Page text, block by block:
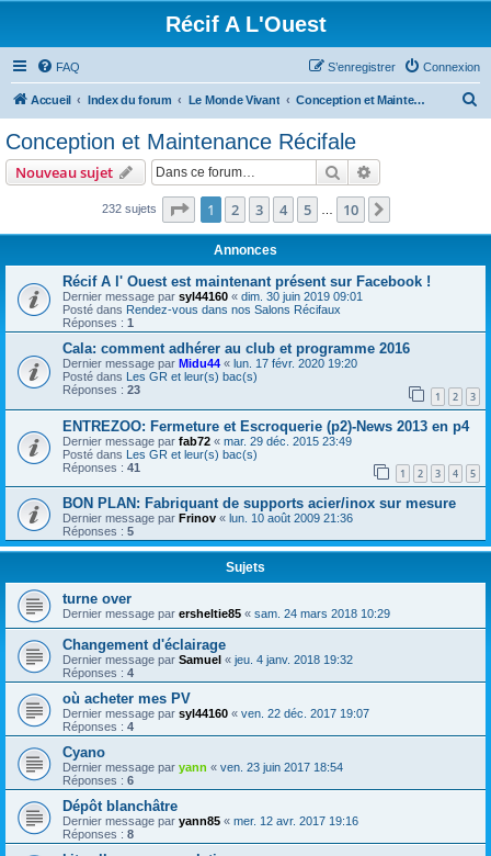
Récif A L'Ouest
FAQ Connexion
S’enregistrer
Accueil Index du forum Le Monde Vivant Conception et Maintenance Récifale
r
Conception et Maintenance Récifale
Nouveau sujet Rechercher
232 sujets Page 1sur10
1 2 3 4 5 10
Annonces
Récif A l' Ouest est maintenant présent sur Facebook !
Dernier message par syl44160 « dim. 30 juin 2019 09:01
Posté dans Rendez-vous dans nos Salons Récifaux
Réponses : 1
Cala: comment adhérer au club et programme 2016
Dernier message par Midu44 « lun. 17 févr. 2020 19:20
Posté dans Les GR et leur(s) bac(s)
Réponses : 23 1 2 3
ENTREZOO: Fermeture et Escroquerie (p2)-News 2013 en p4
Dernier message par fab72 « mar. 29 déc. 2015 23:49
Posté dans Les GR et leur(s) bac(s)
Réponses : 41 1 2 3 4 5
BON PLAN: Fabriquant de supports acier/inox sur mesure
Dernier message par Frinov « lun. 10 août 2009 21:36
Réponses : 5
Sujets
turne over
Dernier message par ersheltie85 « sam. 24 mars 2018 10:29
Changement d'éclairage
Dernier message par Samuel « jeu. 4 janv. 2018 19:32
Réponses : 4
où acheter mes PV
Dernier message par syl44160 « ven. 22 déc. 2017 19:07
Réponses : 4
Cyano
Dernier message par yann « ven. 23 juin 2017 18:54
Réponses : 6
Dépôt blanchâtre
Dernier message par yann85 « mer. 12 avr. 2017 19:16
Réponses : 8